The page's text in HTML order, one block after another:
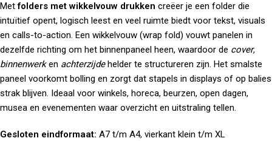
Metfolders met wikkelvouw drukken creëer je een folder die
intuïtief opent, logisch leest en veel ruimte biedt voor tekst, visuals
en calls-to-action. Een wikkelvouw (wrap fold) vouwt panelen in
dezelfde richting om het binnenpaneel heen, waardoor de cover,
binnenwerken achterzijdehelder te structureren zijn. Het smalste
paneel voorkomt bolling en zorgt dat stapels in displays of op balies
strak blijven. Ideaal voor winkels, horeca, beurzen, open dagen,
musea en evenementen waar overzicht en uitstraling tellen.
Gesloten eindformaat: A7 t/m A4, vierkant klein t/m XL